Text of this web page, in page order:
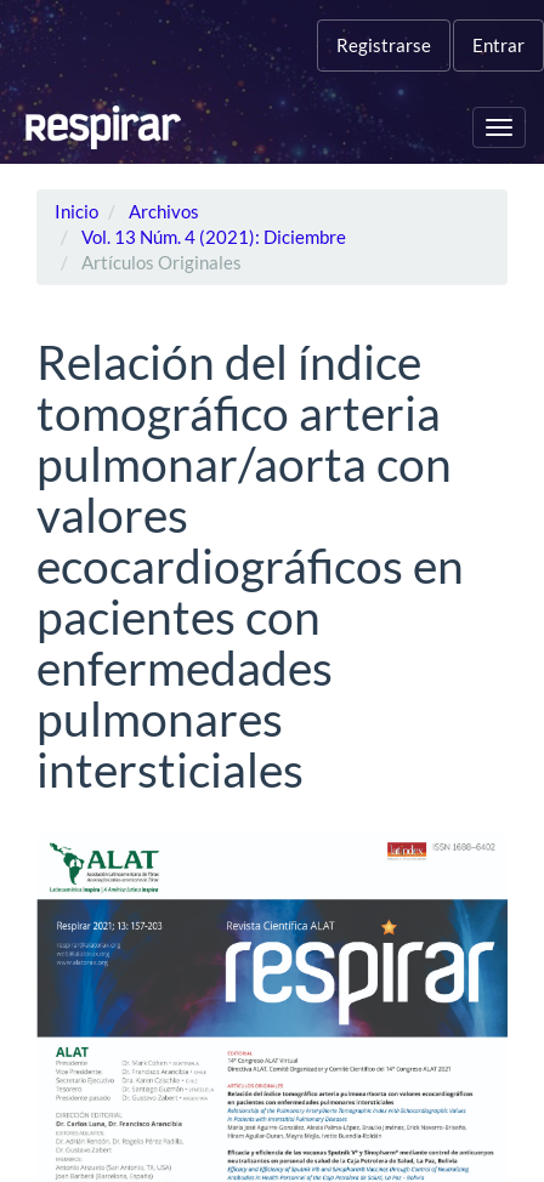
Navegación
principal
Contenido
principal
Barra
lateral
Registrarse Entrar
Inicio
Archivos
Vol. 13 Núm. 4 (2021): Diciembre
Artículos Originales
Relación del índice
tomográfico arteria
pulmonar/aorta con
valores
ecocardiográficos en
pacientes con
enfermedades
pulmonares
intersticiales
Barra
lateral
del
artículo